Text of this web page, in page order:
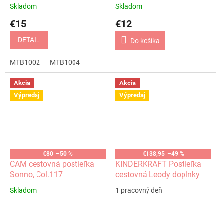
Skladom
€15
DETAIL
MTB1002 MTB1004
Skladom
€12
Do košíka
Akcia
Výpredaj
€80 –50 %
CAM cestovná postieľka
Sonno, Col.117
Skladom
Akcia
Výpredaj
€138,95 –49 %
KINDERKRAFT Postieľka
cestovná Leody doplnky
1 pracovný deň